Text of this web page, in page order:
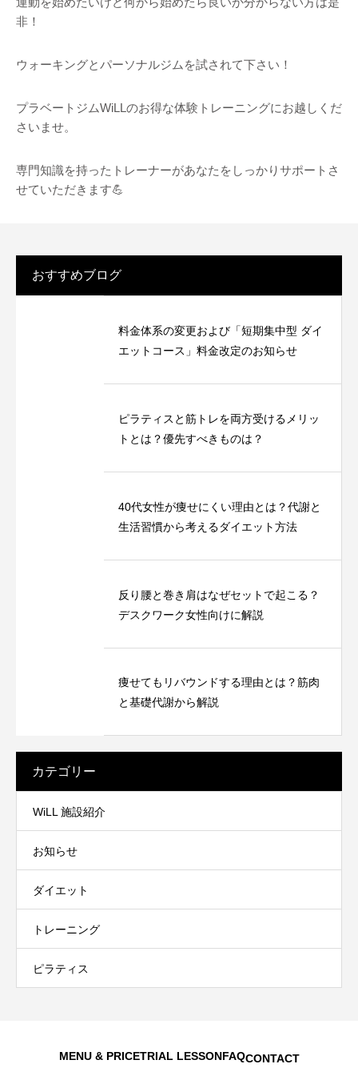
非！
ウォーキングとパーソナルジムを試されて下さい！
プラベートジムWiLLのお得な体験トレーニングにお越しくだ
さいませ。
専門知識を持ったトレーナーがあなたをしっかりサポートさ
せていただきます💪
おすすめブログ
料金体系の変更および「短期集中型 ダイ
エットコース」料金改定のお知らせ
ピラティスと筋トレを両方受けるメリッ
トとは？優先すべきものは？
40代女性が痩せにくい理由とは？代謝と
生活習慣から考えるダイエット方法
反り腰と巻き肩はなぜセットで起こる？
デスクワーク女性向けに解説
痩せてもリバウンドする理由とは？筋肉
と基礎代謝から解説
カテゴリー
WiLL 施設紹介
お知らせ
ダイエット
トレーニング
ピラティス
MENU & PRICETRIAL LESSONFAQCONTACT